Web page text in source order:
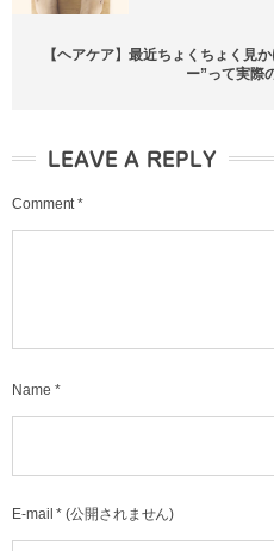
【ヘアケア】最近ちょくちょく見
ー”って実際
LEAVE A REPLY
Comment *
Name *
E-mail * (公開されません)